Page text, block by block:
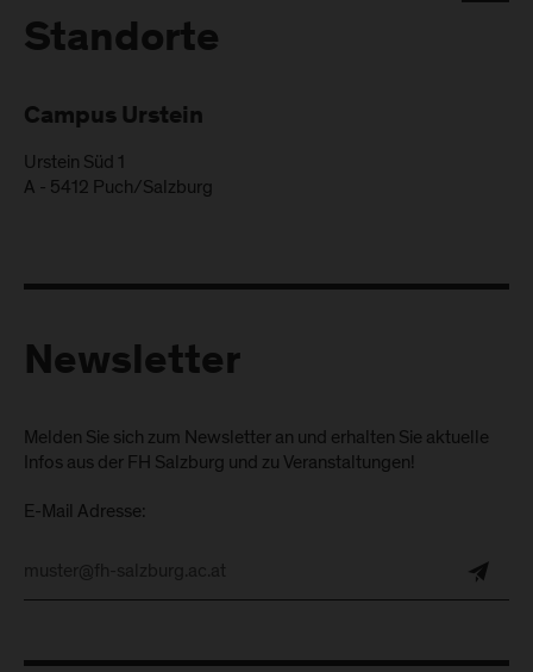
Standorte
Campus Urstein
Urstein Süd 1
A - 5412 Puch/Salzburg
Newsletter
Melden Sie sich zum Newsletter an und erhalten Sie aktuelle
Infos aus der FH Salzburg und zu Veranstaltungen!
E-Mail Adresse: